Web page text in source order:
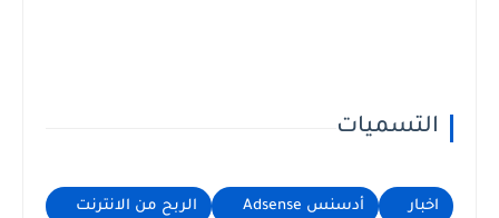
التسميات
اخبار أدسنس Adsense الربح من الانترنت